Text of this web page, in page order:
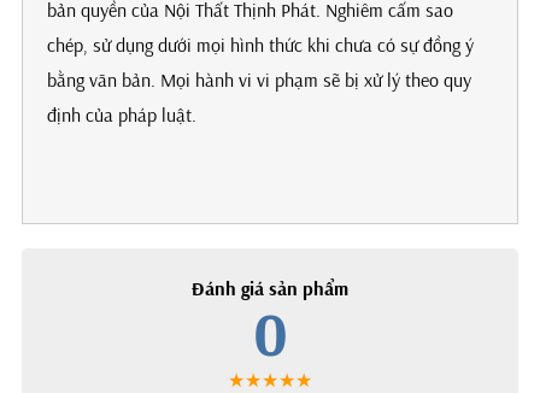
bản quyền của Nội Thất Thịnh Phát. Nghiêm cấm sao
chép, sử dụng dưới mọi hình thức khi chưa có sự đồng ý
bằng văn bản. Mọi hành vi vi phạm sẽ bị xử lý theo quy
định của pháp luật.
Đánh giá sản phẩm
0
★★★★★